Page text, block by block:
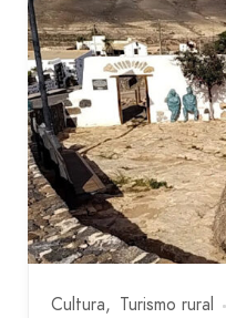
Cultura Turismo rural